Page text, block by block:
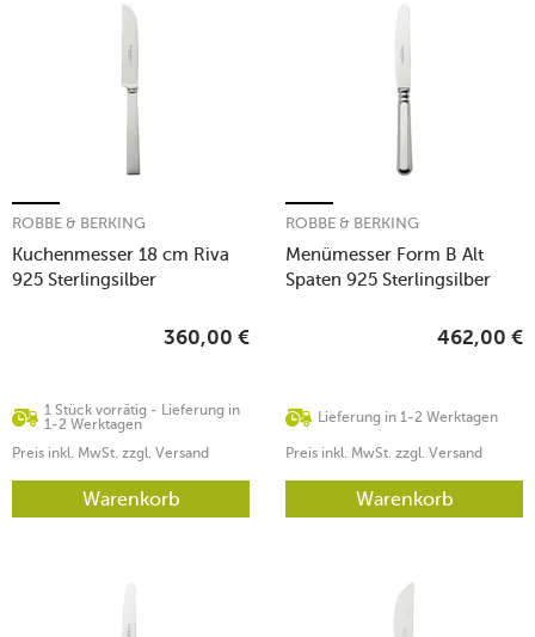
Kuchenmesser 18 cm Riva
925 Sterlingsilber
ROBBE & BERKING
1 Stück vorrätig - Lieferung in
1-2 Werktagen
360,00 €
Preis inkl. MwSt. zzgl. Versand
Warenkorb
Menümesser Form B Alt
Spaten 925 Sterlingsilber
ROBBE & BERKING
Lieferung in 1-2 Werktagen
462,00 €
Preis inkl. MwSt. zzgl. Versand
Warenkorb